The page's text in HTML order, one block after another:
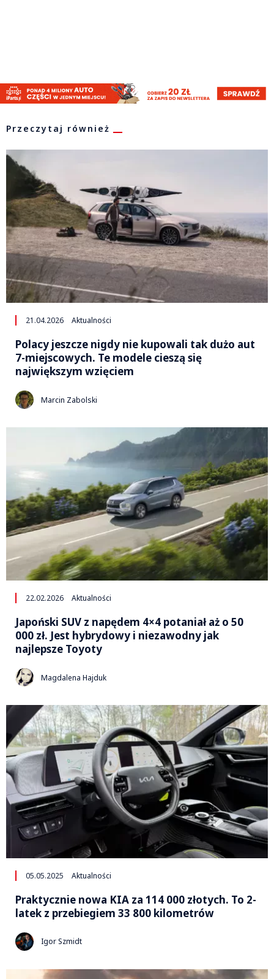
Przeczytaj również
21.04.2026 Aktualności
Polacy jeszcze nigdy nie kupowali tak dużo aut
7-miejscowych. Te modele cieszą się
największym wzięciem
Marcin Zabolski
22.02.2026 Aktualności
Japoński SUV z napędem 4×4 potaniał aż o 50
000 zł. Jest hybrydowy i niezawodny jak
najlepsze Toyoty
Magdalena Hajduk
05.05.2025 Aktualności
Praktycznie nowa KIA za 114 000 złotych. To 2-
latek z przebiegiem 33 800 kilometrów
Igor Szmidt